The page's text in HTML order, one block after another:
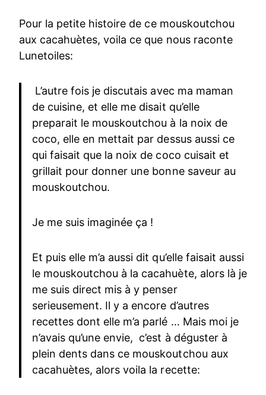
Pour la petite histoire de ce mouskoutchou
aux cacahuètes, voila ce que nous raconte
Lunetoiles:
L’autre fois je discutais avec ma maman
de cuisine, et elle me disait qu’elle
preparait le mouskoutchou à la noix de
coco, elle en mettait par dessus aussi ce
qui faisait que la noix de coco cuisait et
grillait pour donner une bonne saveur au
mouskoutchou.
Je me suis imaginée ça !
Et puis elle m’a aussi dit qu’elle faisait aussi
le mouskoutchou à la cacahuète, alors là je
me suis direct mis à y penser
serieusement. Il y a encore d’autres
recettes dont elle m’a parlé … Mais moi je
n’avais qu’une envie, c’est à déguster à
plein dents dans ce mouskoutchou aux
cacahuètes, alors voila la recette: